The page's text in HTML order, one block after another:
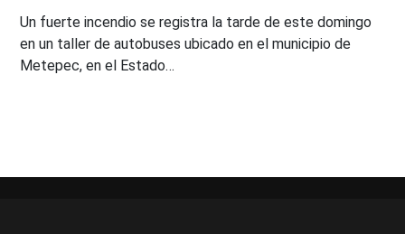
Un fuerte incendio se registra la tarde de este domingo
en un taller de autobuses ubicado en el municipio de
Metepec, en el Estado…